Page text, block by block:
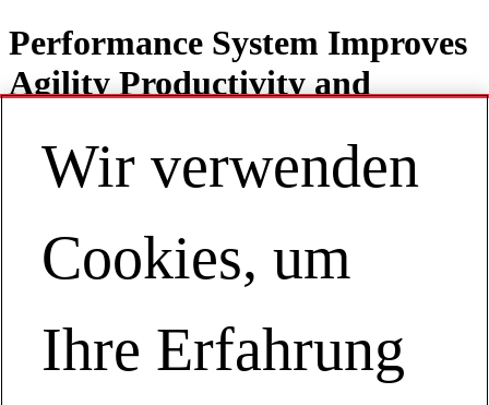
Performance System Improves
Agility Productivity and
Solutions by Millike
My Account
Das kundenorientierte
Wir verwenden
Cookies, um
Ihre Erfahrung